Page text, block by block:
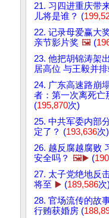
21. 习四进重庆带
儿将是谁？ (
22. 记录母爱赢大
亲节影片奖 🖼️ (
23. 他把胡锦涛架
居高位 与王毅并
24. 广东高速路崩
者：第一次离死亡
(195,870次)
25. 中共军委内部
定了？ (193,636次)
26. 越反腐越腐败
安全吗？ 🖼️▶️ (
27. 太子党绝地反
将至 ▶️ (189,586次)
28. 官场流传的故
行贿获婚房 (